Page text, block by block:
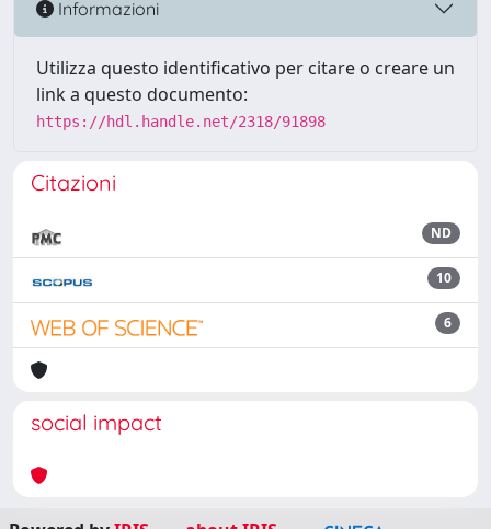
Informazioni
Utilizza questo identificativo per citare o creare un
link a questo documento:
https://hdl.handle.net/2318/91898
Citazioni
ND
10
6
social impact